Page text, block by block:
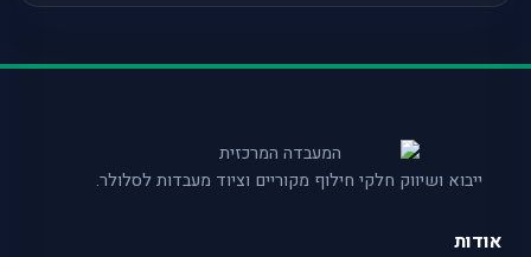
ייבוא ושיווק חלקי חילוף מקוריים וציוד מעבדות לסלולר.
אודות